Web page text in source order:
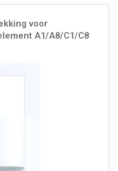
voor
A1/A8/C1/C8